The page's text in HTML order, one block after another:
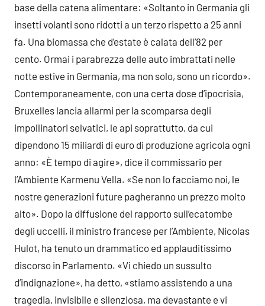
base della catena alimentare: «Soltanto in Germania gli
insetti volanti sono ridotti a un terzo rispetto a 25 anni
fa. Una biomassa che d’estate è calata dell’82 per
cento. Ormai i parabrezza delle auto imbrattati nelle
notte estive in Germania, ma non solo, sono un ricordo».
Contemporaneamente, con una certa dose d’ipocrisia,
Bruxelles lancia allarmi per la scomparsa degli
impollinatori selvatici, le api soprattutto, da cui
dipendono 15 miliardi di euro di produzione agricola ogni
anno: «È tempo di agire», dice il commissario per
l’Ambiente Karmenu Vella. «Se non lo facciamo noi, le
nostre generazioni future pagheranno un prezzo molto
alto». Dopo la diffusione del rapporto sull’ecatombe
degli uccelli, il ministro francese per l’Ambiente, Nicolas
Hulot, ha tenuto un drammatico ed applauditissimo
discorso in Parlamento. «Vi chiedo un sussulto
d’indignazione», ha detto, «stiamo assistendo a una
tragedia, invisibile e silenziosa, ma devastante e vi